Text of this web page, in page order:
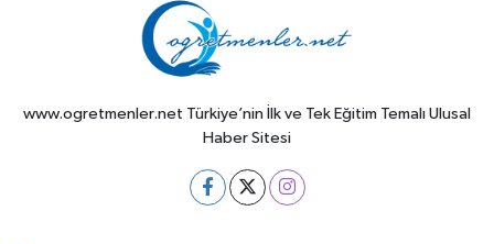
www.ogretmenler.net Türkiye’nin İlk ve Tek Eğitim Temalı Ulusal
Haber Sitesi